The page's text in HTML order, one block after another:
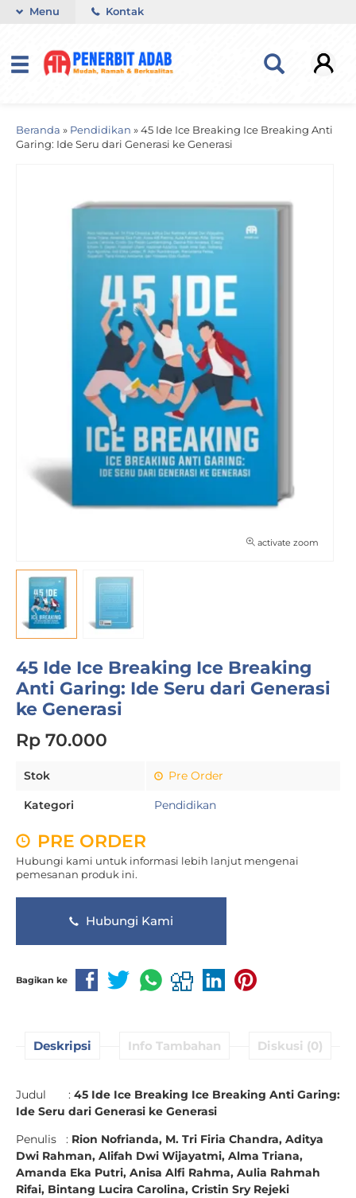
Menu Kontak
Beranda » Pendidikan » 45 Ide Ice Breaking Ice Breaking Anti
Garing: Ide Seru dari Generasi ke Generasi
activate zoom
45 Ide Ice Breaking Ice Breaking
Anti Garing: Ide Seru dari Generasi
ke Generasi
Rp 70.000
Stok Pre Order
Kategori Pendidikan
PRE ORDER
Hubungi kami untuk informasi lebih lanjut mengenai
pemesanan produk ini.
Hubungi Kami
Bagikan ke
Deskripsi Info Tambahan Diskusi (0)
Judul : 45 Ide Ice Breaking Ice Breaking Anti Garing:
Ide Seru dari Generasi ke Generasi
Penulis : Rion Nofrianda, M. Tri Firia Chandra, Aditya
Dwi Rahman, Alifah Dwi Wijayatmi, Alma Triana,
Amanda Eka Putri, Anisa Alfi Rahma, Aulia Rahmah
Rifai, Bintang Lucira Carolina, Cristin Sry Rejeki